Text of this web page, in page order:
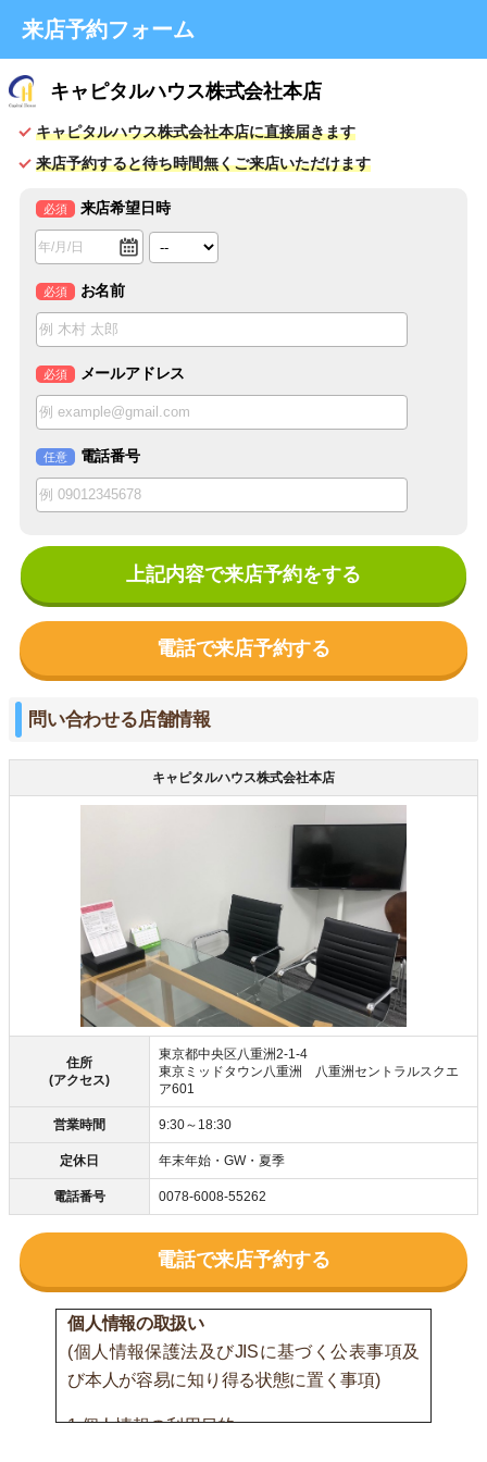
来店予約フォーム
キャピタルハウス株式会社本店
キャピタルハウス株式会社本店に直接届きます
来店予約すると待ち時間無くご来店いただけます
必須 来店希望日時
必須 お名前
必須 メールアドレス
任意 電話番号
上記内容で来店予約をする
電話で来店予約する
問い合わせる店舗情報
キャピタルハウス株式会社本店
住所
(アクセス)
東京都中央区八重洲2-1-4
東京ミッドタウン八重洲 八重洲セントラルスクエ
ア601
営業時間 9:30～18:30
定休日 年末年始・GW・夏季
電話番号 0078-6008-55262
電話で来店予約する
個人情報の取扱い
(個人情報保護法及びJISに基づく公表事項及
び本人が容易に知り得る状態に置く事項)
1.個人情報の利用目的